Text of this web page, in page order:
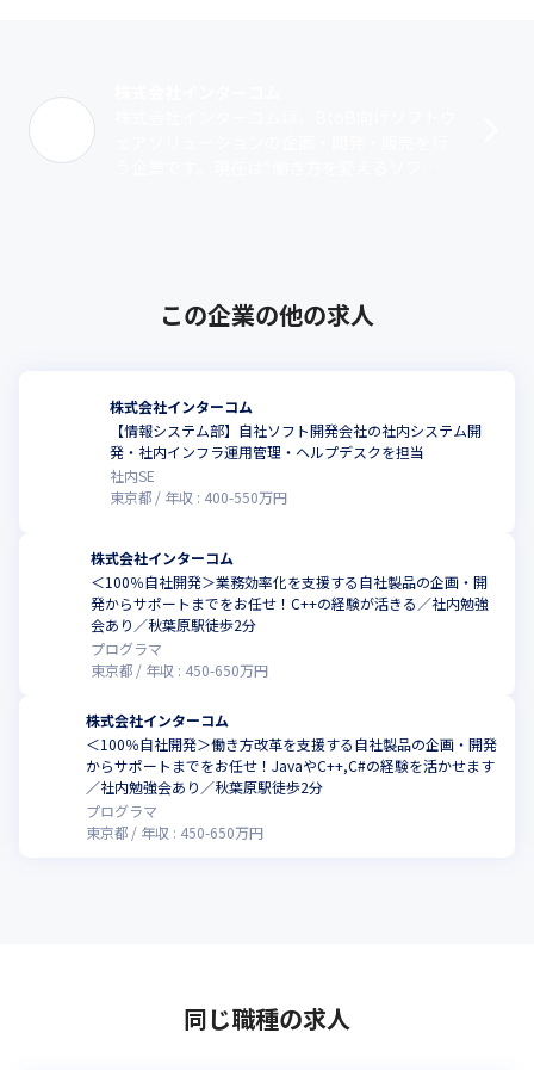
この企業の他の求人
株式会社インターコム
【情報システム部】自社ソフト開発会社の社内システム開
発・社内インフラ運用管理・ヘルプデスクを担当
社内SE
東京都
年収 : 400-550万円
株式会社インターコム
＜100％自社開発＞業務効率化を支援する自社製品の企画・開
発からサポートまでをお任せ！C++の経験が活きる／社内勉強
会あり／秋葉原駅徒歩2分
プログラマ
東京都
年収 : 450-650万円
株式会社インターコム
＜100％自社開発＞働き方改革を支援する自社製品の企画・開発
からサポートまでをお任せ！JavaやC++,C#の経験を活かせます
／社内勉強会あり／秋葉原駅徒歩2分
プログラマ
東京都
年収 : 450-650万円
同じ職種の求人